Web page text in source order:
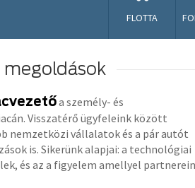
FLOTTA
a személy- és
Visszatérő ügyfeleink között
nemzetközi vállalatok és a pár autót
is. Sikerünk alapjai: a technológiai
és az a figyelem amellyel